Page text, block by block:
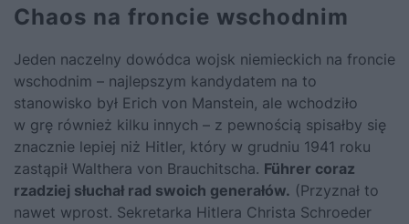
Chaos na froncie wschodnim
Jeden naczelny dowódca wojsk niemieckich na froncie
wschodnim – najlepszym kandydatem na to
stanowisko był Erich von Manstein, ale wchodziło
w grę również kilku innych – z pewnością spisałby się
znacznie lepiej niż Hitler, który w grudniu 1941 roku
zastąpił Walthera von Brauchitscha. Führer coraz
rzadziej słuchał rad swoich generałów. (Przyznał to
nawet wprost. Sekretarka Hitlera Christa Schroeder